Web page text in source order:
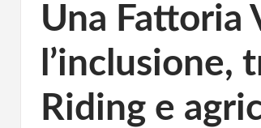
Una Fattoria
l’inclusione,
Riding e